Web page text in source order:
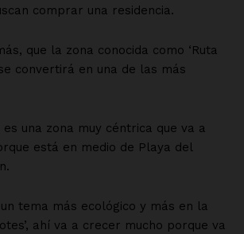
comprar una residencia.
que la zona conocida como ‘Ruta
convertirá en una de las más
una zona muy céntrica que va a
está en medio de Playa del
tema más ecológico y más en la
ahí va a crecer mucho porque va